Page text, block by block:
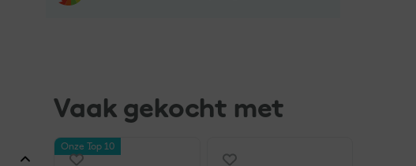
Vaak gekocht met
Onze Top 10